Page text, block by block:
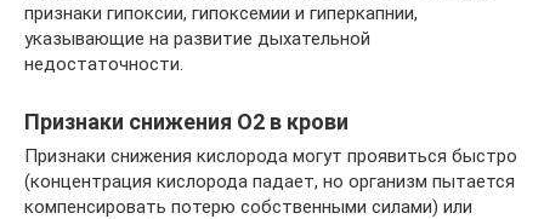
признаки гипоксии, гипоксемии и гиперкапнии,
указывающие на развитие дыхательной
недостаточности.
Признаки снижения О2 в крови
Признаки снижения кислорода могут проявиться быстро
(концентрация кислорода падает, но организм пытается
компенсировать потерю собственными силами) или